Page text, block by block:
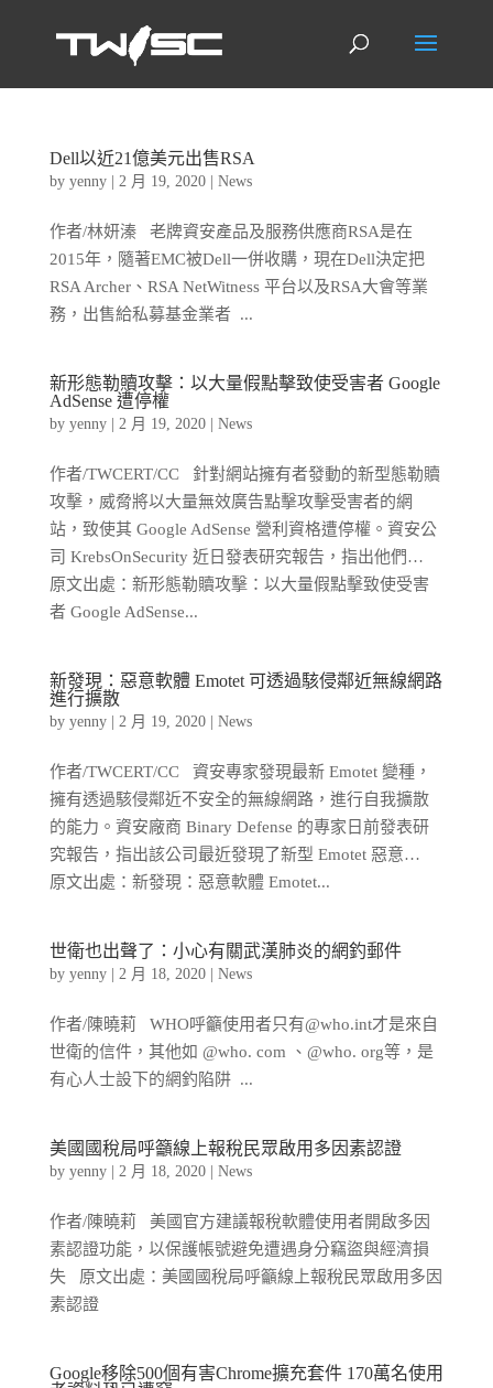
Dell以近21億美元出售RSA
by yenny| 2 月 19, 2020| News
作者/林妍溱 老牌資安產品及服務供應商RSA是在
2015年，隨著EMC被Dell一併收購，現在Dell決定把
RSA Archer、RSA NetWitness 平台以及RSA大會等業
務，出售給私募基金業者 ...
新形態勒贖攻擊：以大量假點擊致使受害者 Google
AdSense 遭停權
by yenny| 2 月 19, 2020| News
作者/TWCERT/CC 針對網站擁有者發動的新型態勒贖
攻擊，威脅將以大量無效廣告點擊攻擊受害者的網
站，致使其 Google AdSense 營利資格遭停權。資安公
司 KrebsOnSecurity 近日發表研究報告，指出他們…
原文出處：新形態勒贖攻擊：以大量假點擊致使受害
者 Google AdSense...
新發現：惡意軟體 Emotet 可透過駭侵鄰近無線網路
進行擴散
by yenny| 2 月 19, 2020| News
作者/TWCERT/CC 資安專家發現最新 Emotet 變種，
擁有透過駭侵鄰近不安全的無線網路，進行自我擴散
的能力。資安廠商 Binary Defense 的專家日前發表研
究報告，指出該公司最近發現了新型 Emotet 惡意…
原文出處：新發現：惡意軟體 Emotet...
世衛也出聲了：小心有關武漢肺炎的網釣郵件
by yenny| 2 月 18, 2020| News
作者/陳曉莉 WHO呼籲使用者只有@who.int才是來自
世衛的信件，其他如 @who. com 、@who. org等，是
有心人士設下的網釣陷阱 ...
美國國稅局呼籲線上報稅民眾啟用多因素認證
by yenny| 2 月 18, 2020| News
作者/陳曉莉 美國官方建議報稅軟體使用者開啟多因
素認證功能，以保護帳號避免遭遇身分竊盜與經濟損
失 原文出處：美國國稅局呼籲線上報稅民眾啟用多因
素認證
Google移除500個有害Chrome擴充套件 170萬名使用